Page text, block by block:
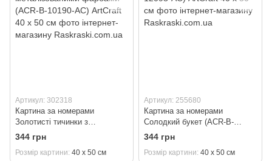
Артикул: 302318
Картина за номерами
Золотисті тичинки з
металізованими фарбами
(ACR-B-10190-AC) ArtCraft 40 х
50 см
344 грн
Розмір картини 40 х 50 см
Артикул: 255680
Картина за номерами
Солодкий букет (ACR-B-
12093-AC) ArtCraft 40 х 50 см
344 грн
Розмір картини 40 х 50 см